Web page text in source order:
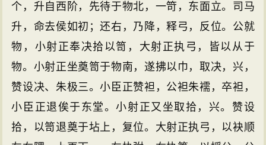
个，升自西阶，先待于物北，一笴，东面立。司马
升，命去侯如初；还右，乃降，释弓，反位。公就
物，小射正奉决拾以笥，大射正执弓，皆以从于
物。小射正坐奠笥于物南，遂拂以巾，取决，兴，
赞设决、朱极三。小臣正赞袒，公袒朱襦，卒袒，
小臣正退俟于东堂。小射正又坐取拾，兴。赞设
拾，以笥退奠于坫上，复位。大射正执弓，以袂顺